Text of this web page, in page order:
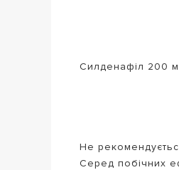
Силденафіл 200
Не
Серед побічних